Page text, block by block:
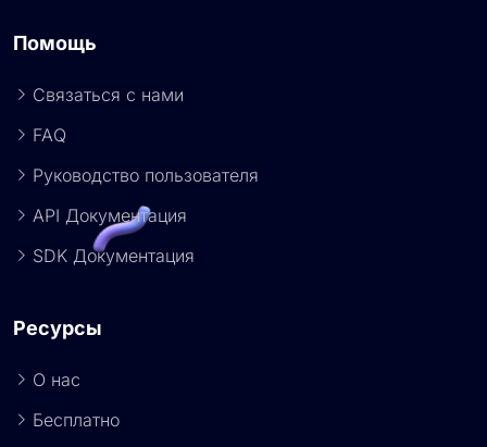
Помощь
Связаться с нами
FAQ
Руководство пользователя
API Документация
SDK Документация
Ресурсы
О нас
Бесплатно